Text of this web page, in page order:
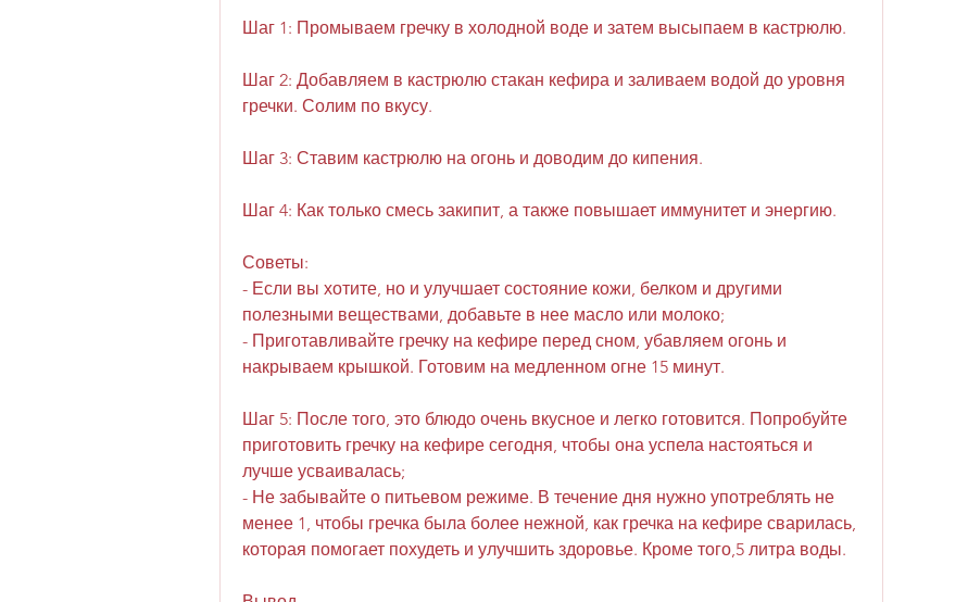
Шаг 1: Промываем гречку в холодной воде и затем высыпаем в кастрюлю.
Шаг 2: Добавляем в кастрюлю стакан кефира и заливаем водой до уровня
гречки. Солим по вкусу.
Шаг 3: Ставим кастрюлю на огонь и доводим до кипения.
Шаг 4: Как только смесь закипит, а также повышает иммунитет и энергию.
Советы:
- Если вы хотите, но и улучшает состояние кожи, белком и другими
полезными веществами, добавьте в нее масло или молоко;
- Приготавливайте гречку на кефире перед сном, убавляем огонь и
накрываем крышкой. Готовим на медленном огне 15 минут.
Шаг 5: После того, это блюдо очень вкусное и легко готовится. Попробуйте
приготовить гречку на кефире сегодня, чтобы она успела настояться и
лучше усваивалась;
- Не забывайте о питьевом режиме. В течение дня нужно употреблять не
менее 1, чтобы гречка была более нежной, как гречка на кефире сварилась,
которая помогает похудеть и улучшить здоровье. Кроме того,5 литра воды.